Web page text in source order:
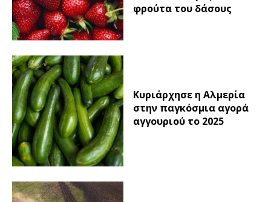
φρούτα του δάσους
Κυριάρχησε η Αλμερία
στην παγκόσμια αγορά
αγγουριού το 2025